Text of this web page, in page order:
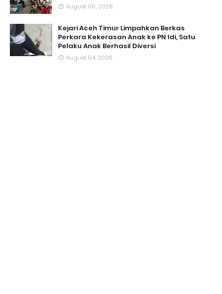
August 06, 2026
Kejari Aceh Timur Limpahkan Berkas
Perkara Kekerasan Anak ke PN Idi, Satu
Pelaku Anak Berhasil Diversi
August 04, 2026